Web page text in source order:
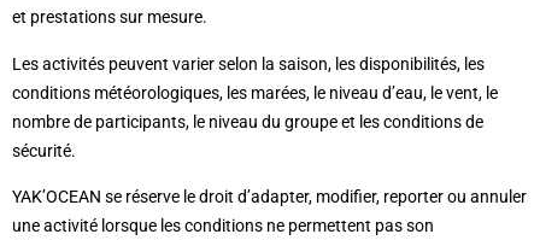
et prestations sur mesure.
Les activités peuvent varier selon la saison, les disponibilités, les
conditions météorologiques, les marées, le niveau d’eau, le vent, le
nombre de participants, le niveau du groupe et les conditions de
sécurité.
YAK’OCEAN se réserve le droit d’adapter, modifier, reporter ou annuler
une activité lorsque les conditions ne permettent pas son